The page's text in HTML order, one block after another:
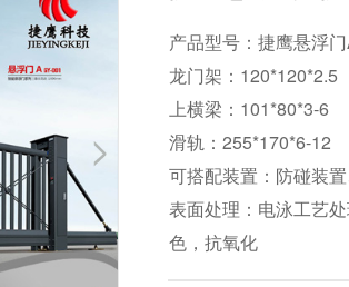
产品型号：捷鹰悬浮
龙门架：120*120*2.5
上横梁：101*80*3-6
滑轨：255*170*6-12
可搭配装置：防碰装
表面处理：电泳工艺
色，抗氧化